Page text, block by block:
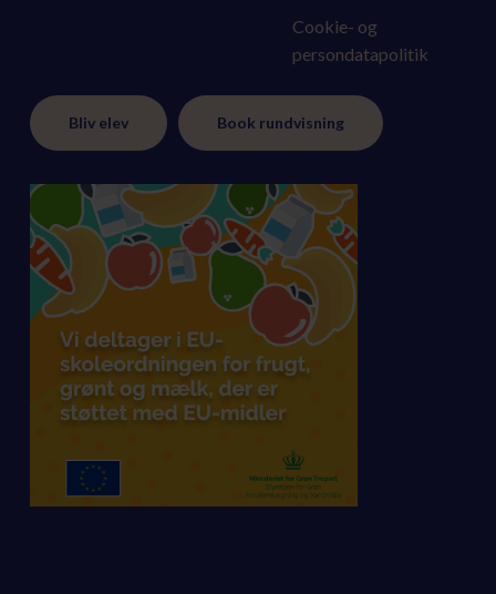
Cookie- og
persondatapolitik
Bliv elev Book rundvisning